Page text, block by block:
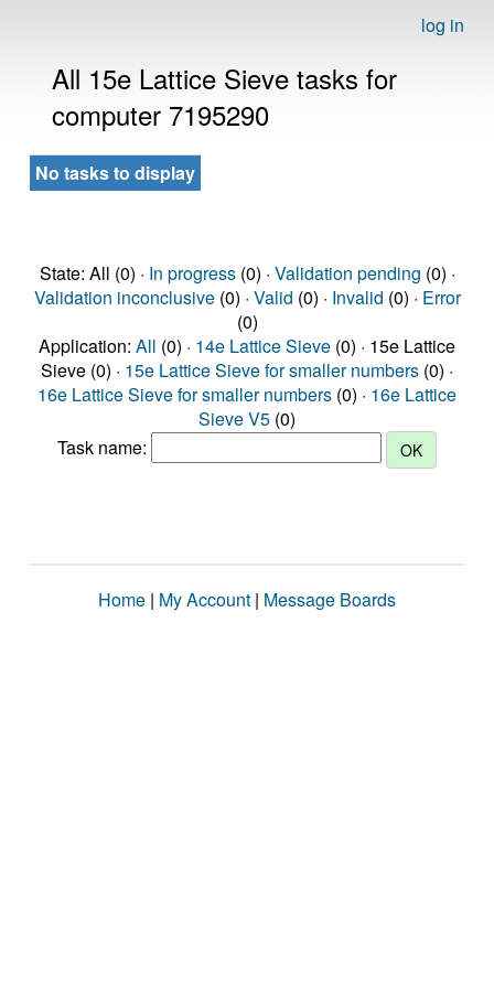
log in
All 15e Lattice Sieve tasks for
computer 7195290
No tasks to display
State: All (0) · In progress(0) · Validation pending (0) ·
Validation inconclusive(0) · Valid (0) · Invalid (0) · Error
(0)
Application: All (0) · 14e Lattice Sieve (0) · 15e Lattice
Sieve (0) · 15e Lattice Sieve for smaller numbers (0) ·
16e Lattice Sieve for smaller numbers (0) · 16e Lattice
Sieve V5 (0)
Task name:
Home | My Account | Message Boards